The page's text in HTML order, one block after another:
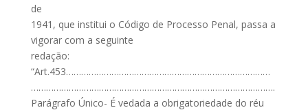
de
1941, que institui o Código de Processo Penal, passa a
vigorar com a seguinte
redação:
“Art.453………………………………………………………………………
…………………………………………………………………………………….
Parágrafo Único- É vedada a obrigatoriedade do réu